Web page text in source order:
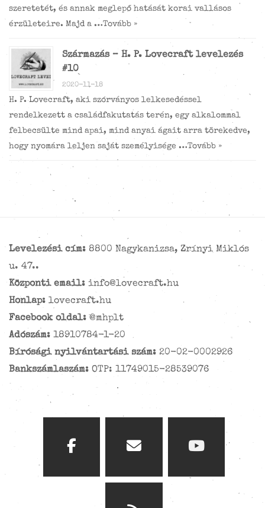
szeretetét, és annak meglepő hatását korai vallásos
érzületeire. Majd a …Tovább »
Származás – H. P. Lovecraft levelezés
#10
2020-11-18
H. P. Lovecraft, aki szórványos lelkesedéssel
rendelkezett a családfakutatás terén, egy alkalommal
felbecsülte mind apai, mind anyai ágait arra törekedve,
hogy nyomára leljen saját személyisége …Tovább »
Levelezési cím: 8800 Nagykanizsa, Zrínyi Miklós
u. 47..
Központi email: info@lovecraft.hu
Honlap: lovecraft.hu
Facebook oldal: @mhplt
Adószám: 18910784-1-20
Bírósági nyilvántartási szám: 20-02-0002926
Bankszámlaszám: OTP: 11749015-28539076